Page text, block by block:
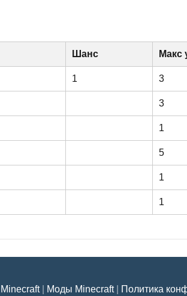
Шанс Макс
1 3
3
1
5
1
1
| Моды Minecraft| Политика